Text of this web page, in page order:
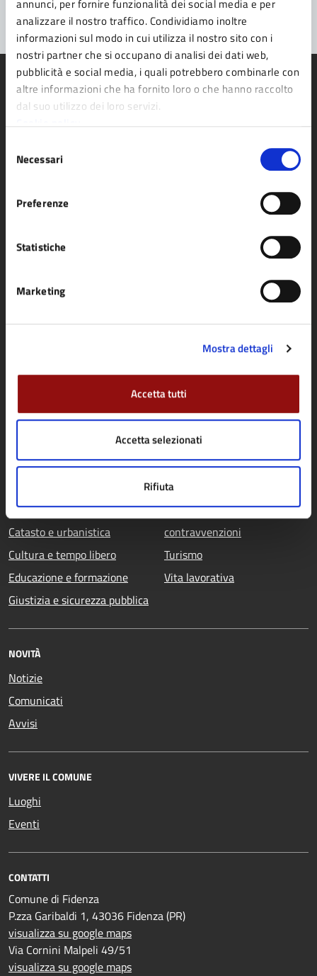
annunci, per fornire funzionalità dei social media e per
analizzare il nostro traffico. Condividiamo inoltre
informazioni sul modo in cui utilizza il nostro sito con i
nostri partner che si occupano di analisi dei dati web,
pubblicità e social media, i quali potrebbero combinarle con
altre informazioni che ha fornito loro o che hanno raccolto
dal suo utilizzo dei loro servizi.
delNecessari
Preferenze
Statistiche
Marketing
Mostra dettagli
Accetta tutti
Accetta selezionati
Rifiuta
Organi di governo
Uffici
Politici
Agricoltura e pesca
Anagrafe e stato civile
Autorizzazioni
Catasto e urbanistica
Cultura e tempo libero
Educazione e formazione
Giustizia e sicurezza pubblica
Imprese e commercio
Mobilità e trasporti
Salute, benessere e
assistenza
Tributi, finanze e
contravvenzioni
Turismo
Vita lavorativa
NOVITÀ
Notizie
Comunicati
Avvisi
VIVERE IL COMUNE
Luoghi
Eventi
CONTATTI
Comune di Fidenza
P.zza Garibaldi 1, 43036 Fidenza (PR)
visualizza su google maps
Via Cornini Malpeli 49/51
visualizza su google maps